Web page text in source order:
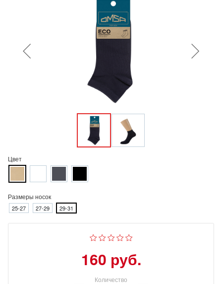
Цвет
Размеры носок
25-27 27-29 29-31
160 руб.
Количество